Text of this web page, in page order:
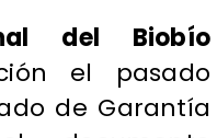
del Biobío
el pasado
de Garantía